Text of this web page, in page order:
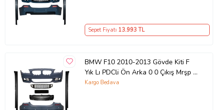
Sepet Fiyatı 13.993TL
BMW F10 2010-2013 Gövde Kiti F
Yık Lı PDCli Ön Arka 0 0 Çıkış Mrşp Li
M Tech 535i 51128048594 Wender
Kargo Bedava